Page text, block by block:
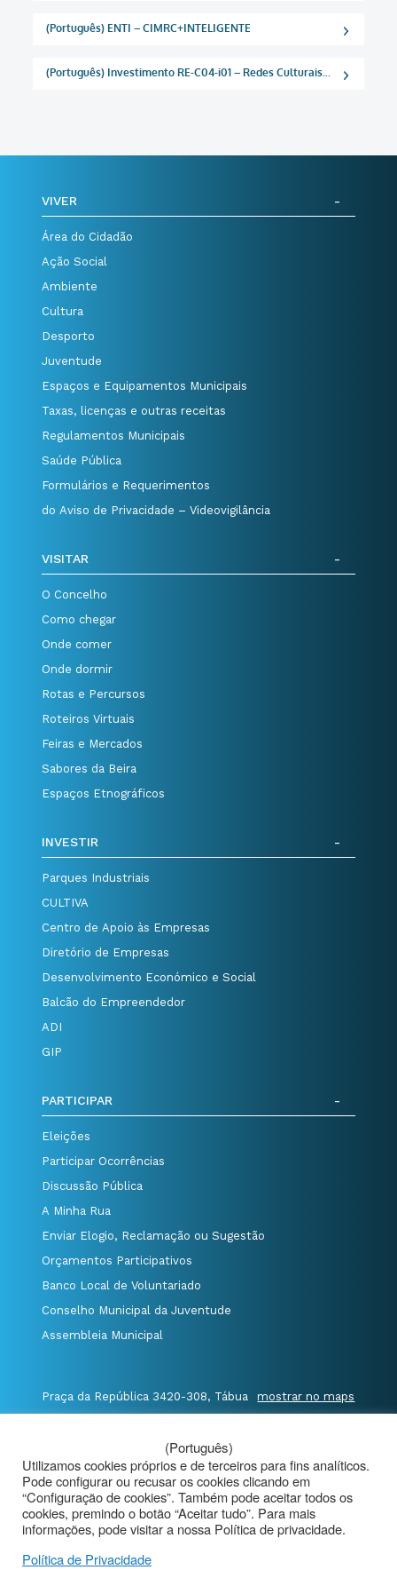
(Português) ENTI – CIMRC+INTELIGENTE
(Português) Investimento RE-C04-i01 – Redes Culturais...
VIVER
Área do Cidadão
Ação Social
Ambiente
Cultura
Desporto
Juventude
Espaços e Equipamentos Municipais
Taxas, licenças e outras receitas
Regulamentos Municipais
Saúde Pública
Formulários e Requerimentos
do Aviso de Privacidade – Videovigilância
VISITAR
O Concelho
Como chegar
Onde comer
Onde dormir
Rotas e Percursos
Roteiros Virtuais
Feiras e Mercados
Sabores da Beira
Espaços Etnográficos
INVESTIR
Parques Industriais
CULTIVA
Centro de Apoio às Empresas
Diretório de Empresas
Desenvolvimento Económico e Social
Balcão do Empreendedor
ADI
GIP
PARTICIPAR
Eleições
Participar Ocorrências
Discussão Pública
A Minha Rua
Enviar Elogio, Reclamação ou Sugestão
Orçamentos Participativos
Banco Local de Voluntariado
Conselho Municipal da Juventude
Assembleia Municipal
Praça da República 3420-308, Tábua mostrar no maps
E. geral@cm-tabua.pt
@Município de Tábua | Mapa do Portal
|
Politica de Privacidade
|
Aviso de Privacidade - Videovigilância
(Português)
Utilizamos cookies próprios e de terceiros para fins analíticos.
Pode configurar ou recusar os cookies clicando em
“Configuração de cookies”. Também pode aceitar todos os
cookies, premindo o botão “Aceitar tudo”. Para mais
informações, pode visitar a nossa Política de privacidade.
Política de Privacidade